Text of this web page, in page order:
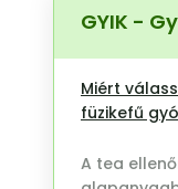
GYIK -
Miért
füzikefű
A tea